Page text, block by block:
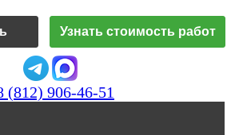
Узнать стоимость работ
(812) 906-46-51